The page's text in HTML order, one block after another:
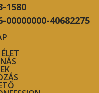
1580
00000000-40682275